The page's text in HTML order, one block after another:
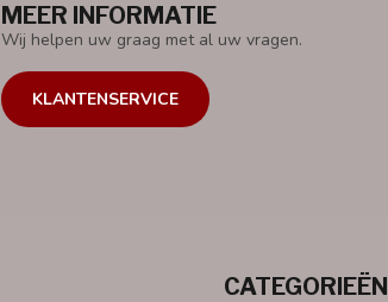
MEER INFORMATIE
Wij helpen uw graag met al uw vragen.
KLANTENSERVICE
CATEGORIEËN